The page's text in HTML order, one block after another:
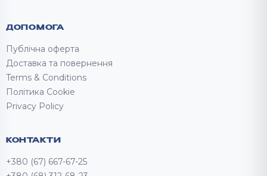
ДОПОМОГА
Публічна оферта
Доставка та повернення
Terms & Conditions
Політика Cookie
Privacy Policy
КОНТАКТИ
+380 (67) 667-67-25